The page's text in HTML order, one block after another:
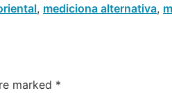
, mediciona alternativa,
marked *